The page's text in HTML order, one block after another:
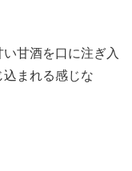
甘酒を口に注ぎ入
まれる感じな